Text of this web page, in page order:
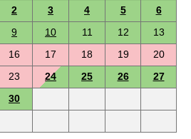
2 3 4 5
6
9 10 11 12
13
16 17 18 19
20
23 24 25 26
27
30